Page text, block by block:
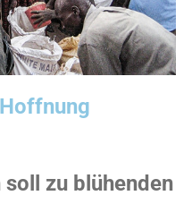
zu blühenden